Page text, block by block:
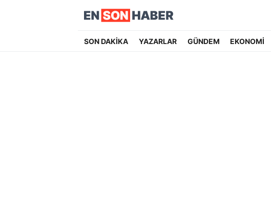
SON DAKİKA YAZARLAR GÜNDEM EKONOMİ